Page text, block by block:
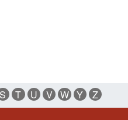
S T U V W Y Z